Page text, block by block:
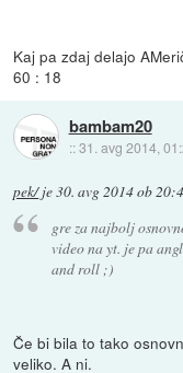
Kaj pa zdaj delajo
60 : 18
bambam20
::31. avg 2014,
pek/je30. avg 2014 ob
gre za najbolj
video na yt. je pa
and roll ;)
Če bi bila to tako
veliko. A ni.